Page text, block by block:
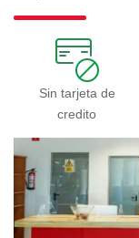
Sin tarjeta de
credito